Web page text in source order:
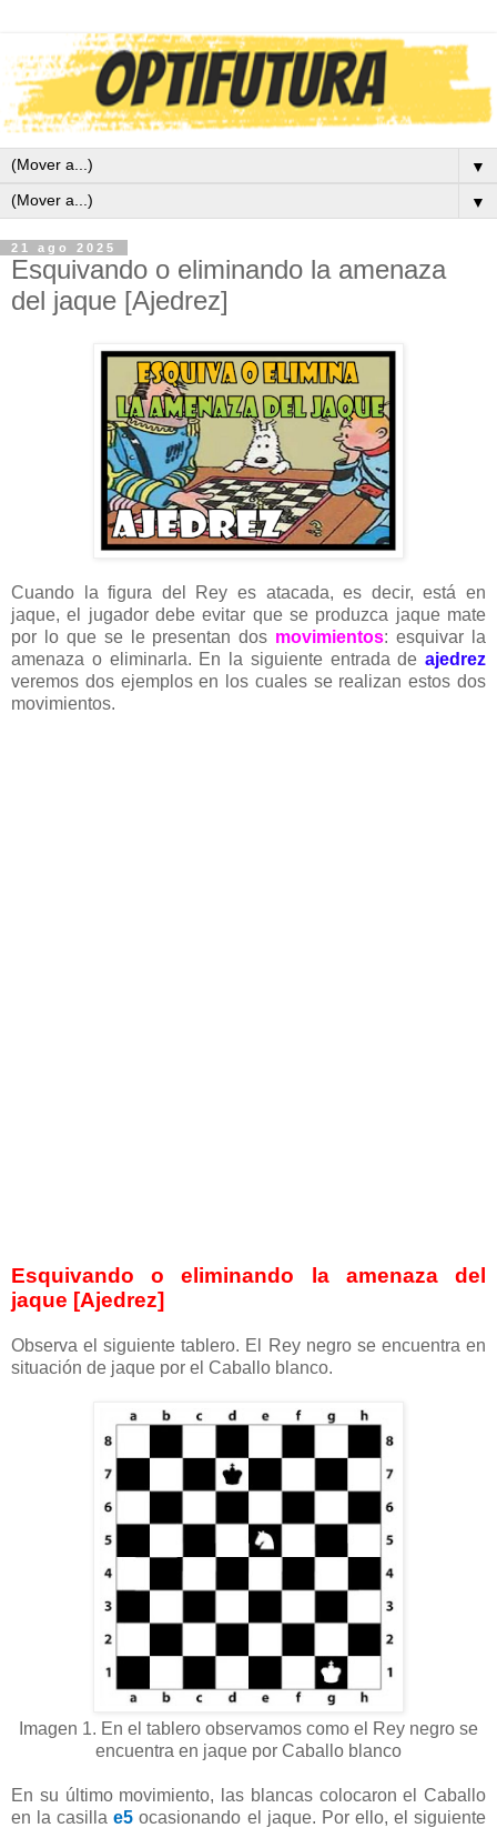
▼
▼
21 ago 2025
Esquivando o eliminando la amenaza
del jaque [Ajedrez]
Cuando la figura del Rey es atacada, es decir, está en
jaque, el jugador debe evitar que se produzca jaque mate
por lo que se le presentan dos movimientos: esquivar la
amenaza o eliminarla. En la siguiente entrada de ajedrez
veremos dos ejemplos en los cuales se realizan estos dos
movimientos.
Esquivando o eliminando la amenaza del
jaque [Ajedrez]
Observa el siguiente tablero. El Rey negro se encuentra en
situación de jaque por el Caballo blanco.
Imagen 1. En el tablero observamos como el Rey negro se
encuentra en jaque por Caballo blanco
En su último movimiento, las blancas colocaron el Caballo
en la casillae5ocasionando el jaque. Por ello, el siguiente